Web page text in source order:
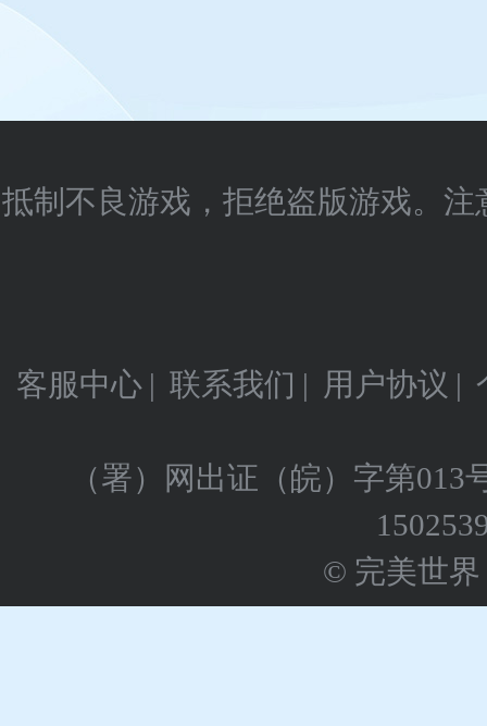
抵制不良游戏，拒绝盗版游戏。
客服中心 | 联系我们 | 用户协议 |
（署）网出证（皖）字第013
© 完美世界